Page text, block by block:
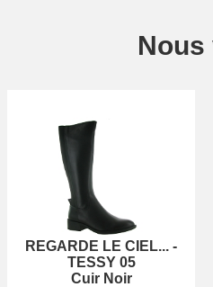
REGARDE LE CIEL... -
TESSY 05
Cuir Noir